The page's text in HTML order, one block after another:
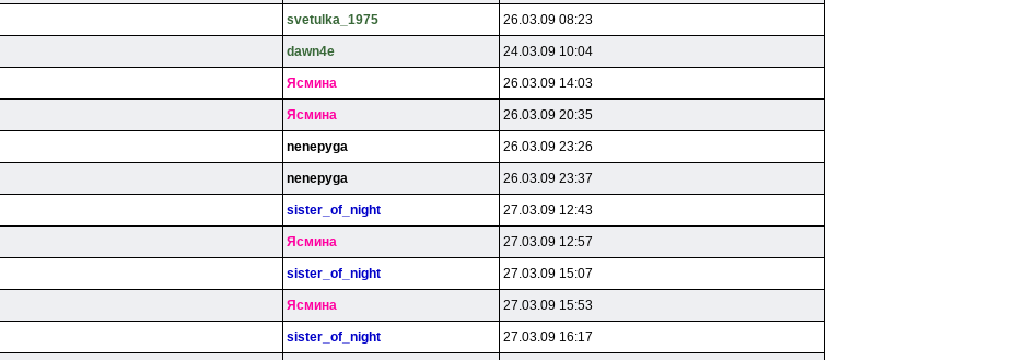
svetulka_1975 26.03.09 08:23
dawn4e 24.03.09 10:04
Яcминa 26.03.09 14:03
Яcминa 26.03.09 20:35
nenepyga 26.03.09 23:26
nenepyga 26.03.09 23:37
sister_of_night 27.03.09 12:43
Яcминa 27.03.09 12:57
sister_of_night 27.03.09 15:07
Яcминa 27.03.09 15:53
sister_of_night 27.03.09 16:17